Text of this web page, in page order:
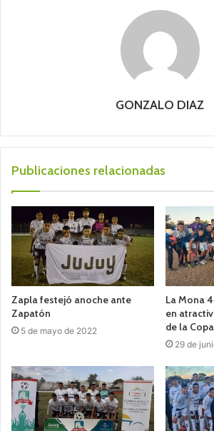
GONZALO DIAZ
Publicaciones relacionadas
Zapla festejó anoche ante
Zapatón
5 de mayo de 2022
La Mona
en
de la
29 de